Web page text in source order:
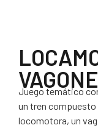
Juego temático
un tren compuesto
locomotora, un